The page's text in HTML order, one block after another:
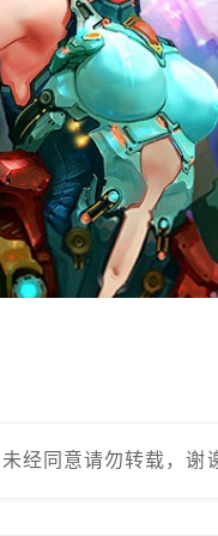
未经同意请勿转载，谢